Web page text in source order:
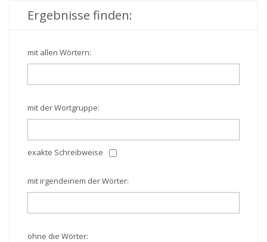
Ergebnisse finden:
mit allen Wörtern:
mit der Wortgruppe:
exakte Schreibweise
mit irgendeinem der Wörter:
ohne die Wörter: